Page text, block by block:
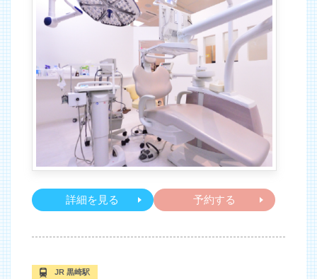
詳細を見る 予約する
JR 黒崎駅